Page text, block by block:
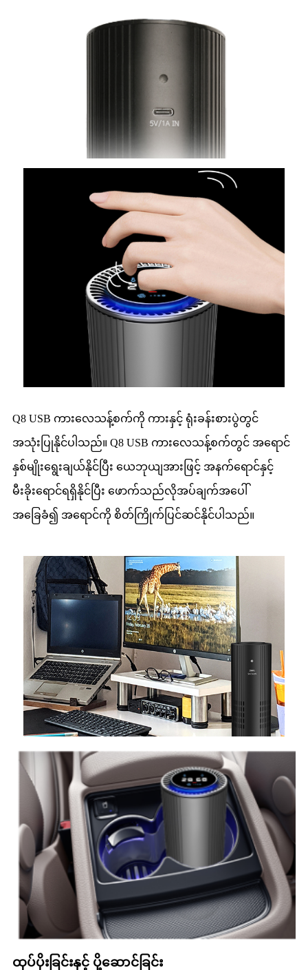
Q8 USB ကားလေသန့်စက်ကို ကားနှင့် ရုံးခန်းစားပွဲတွင်
အသုံးပြုနိုင်ပါသည်။ Q8 USB ကားလေသန့်စက်တွင် အရောင်
နှစ်မျိုးရွေးချယ်နိုင်ပြီး ယေဘုယျအားဖြင့် အနက်ရောင်နှင့်
မီးခိုးရောင်ရရှိနိုင်ပြီး ဖောက်သည်လိုအပ်ချက်အပေါ်
အခြေခံ၍ အရောင်ကို စိတ်ကြိုက်ပြင်ဆင်နိုင်ပါသည်။
ထုပ်ပိုးခြင်းနှင့် ပို့ဆောင်ခြင်း